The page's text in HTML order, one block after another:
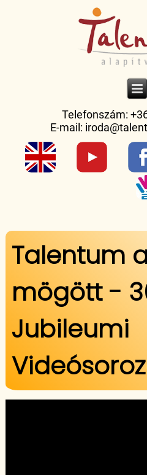
Telefonszám:
E-mail:
Jelenlegi hely
Talentum
mögött -
Jubileumi